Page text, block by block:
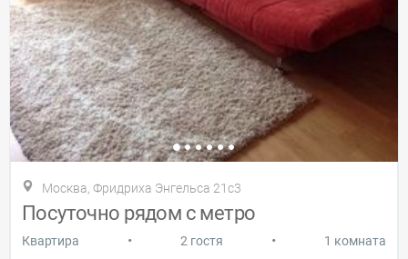
Москва, Фридриха Энгельса 21с3
Посуточно рядом с метро
Квартира • 2 гостя • 1 комната